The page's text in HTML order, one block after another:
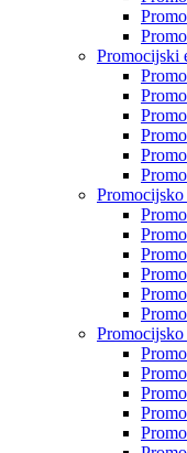
Promocijski